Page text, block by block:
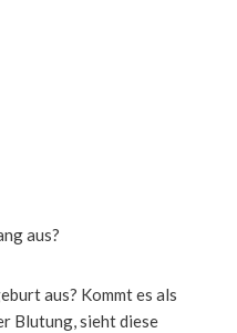
aus?
aus? Kommt es als
Blutung, sieht diese